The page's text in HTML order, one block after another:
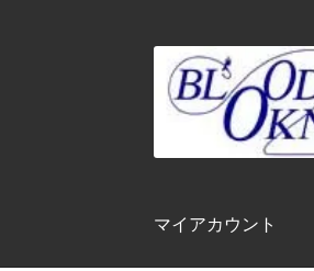
ビ
ン
ン
ス
マイアカウント